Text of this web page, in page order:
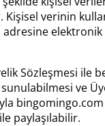
verinin
adresine elektronik
Sözleşmesi ile
ve
paylaşılabilir.